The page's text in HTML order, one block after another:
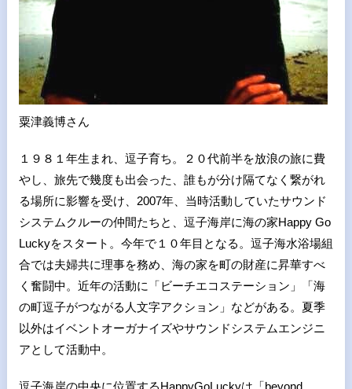
粟津義博さん
１９８１年生まれ、逗子育ち。２０代前半を放浪の旅に費
やし、旅先で幾度も出会った、誰もが分け隔てなく繋がれ
る場所に影響を受け、2007年、当時活動していたサウンド
システムクルーの仲間たちと、逗子海岸に海の家Happy Go
Luckyをスタート。今年で１０年目となる。逗子海水浴場組
合では夫婦共に理事を務め、海の家を町の財産に昇華すべ
く奮闘中。近年の活動に「ビーチエコステーション」「海
の町逗子がつながる人文字アクション」などがある。夏季
以外はイベントオーガナイズやサウンドシステムエンジニ
アとして活動中。
逗子海岸の中央に位置するHappyGoLuckyは「beyond